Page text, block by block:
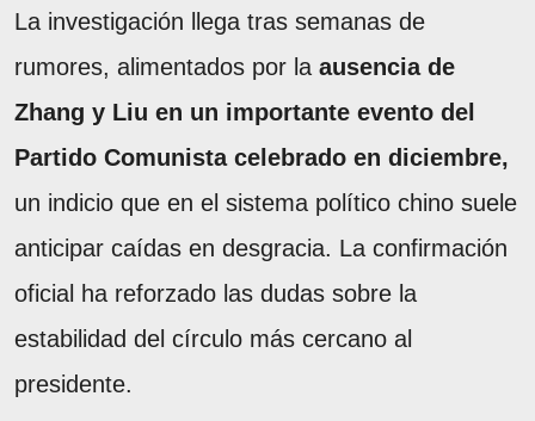
La investigación llega tras semanas de
rumores, alimentados por la ausencia de
Zhang y Liu en un importante evento del
Partido Comunista celebrado en diciembre,
un indicio que en el sistema político chino suele
anticipar caídas en desgracia. La confirmación
oficial ha reforzado las dudas sobre la
estabilidad del círculo más cercano al
presidente.